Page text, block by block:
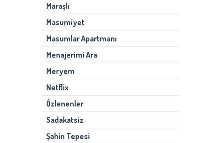
Maraşlı
Masumiyet
Masumlar Apartmanı
Menajerimi Ara
Meryem
Netflix
Özlenenler
Sadakatsiz
Şahin Tepesi